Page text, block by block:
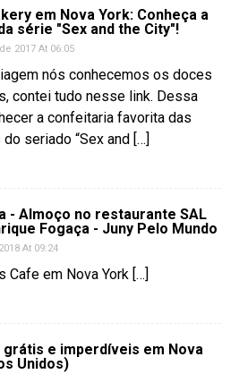
em Nova York: Conheça a
série "Sex and the City"!
2017 At 06:05
nós conhecemos os doces
contei tudo nesse link. Dessa
a confeitaria favorita das
seriado “Sex and […]
- Almoço no restaurante SAL
Fogaça - Juny Pelo Mundo
At 09:24
Cafe em Nova York […]
grátis e imperdíveis em Nova
Unidos)